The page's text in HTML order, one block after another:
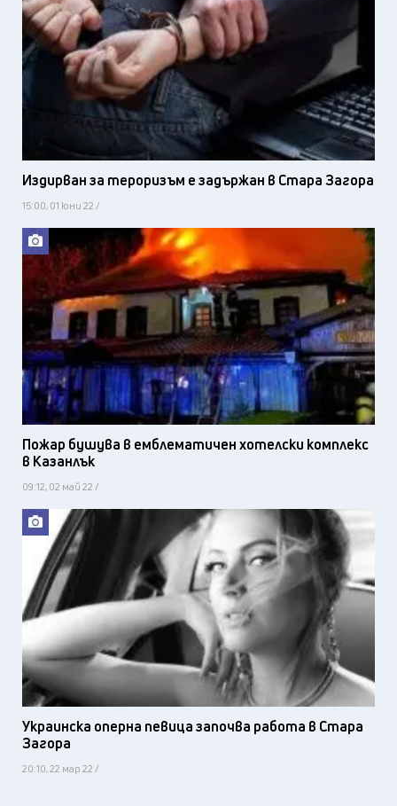
Издирван за тероризъм е задържан в Стара Загора
15:00, 01 юни 22 /
Пожар бушува в емблематичен хотелски комплекс
в Казанлък
09:12, 02 май 22 /
Украинска оперна певица започва работа в Стара
Загора
20:10, 22 мар 22 /